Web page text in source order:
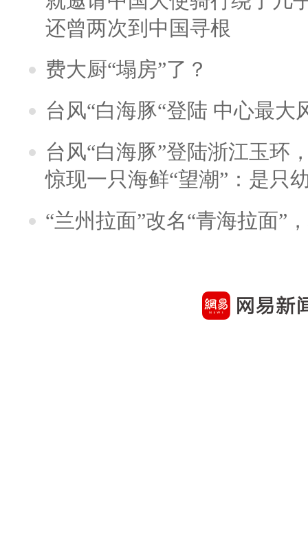
还曾两次到中国寻根
费大厨“塌房”了？
台风“白海豚“登陆 中心最大
台风“白海豚”登陆浙江玉环
惊现一只海鲜“望潮”：是只
“兰州拉面”改名“青海拉面”